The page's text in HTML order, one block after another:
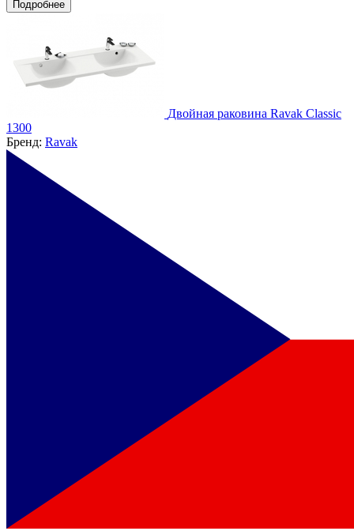
Подробнее
Двойная раковина Ravak Classic
1300
Бренд: Ravak